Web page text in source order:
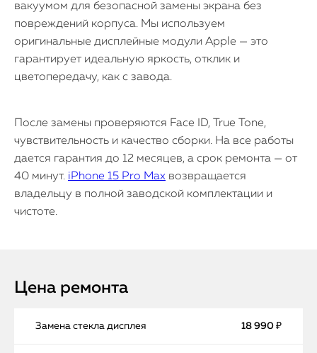
вакуумом для безопасной замены экрана без
повреждений корпуса. Мы используем
оригинальные дисплейные модули Apple — это
гарантирует идеальную яркость, отклик и
цветопередачу, как с завода.
После замены проверяются Face ID, True Tone,
чувствительность и качество сборки. На все работы
дается гарантия до 12 месяцев, а срок ремонта — от
40 минут. iPhone 15 Pro Max возвращается
владельцу в полной заводской комплектации и
чистоте.
Цена ремонта
Замена стекла дисплея 18 990 ₽